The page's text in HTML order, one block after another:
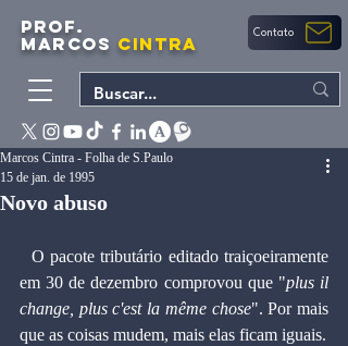
PROF.
MARCOS CINTRA Contato
Novo abuso
Marcos Cintra - Folha de S.Paulo
15 de jan. de 1995
em 30 de dezembro comprovou que "plus il
change, plus c'est la même chose". Por mais
que as coisas mudem, mais elas ficam iguais.